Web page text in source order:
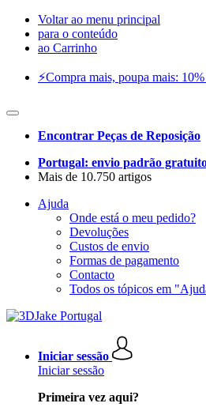
Voltar ao menu principal
para o conteúdo
ao Carrinho
⚡️Compra mais, poupa mais:
Encontrar Peças de Reposição
Portugal: envio padrão
Mais de 10.750 artigos
Ajuda
Onde está o meu pedido?
Devoluções
Custos de envio
Formas de pagamento
Contacto
Todos os tópicos em
Iniciar sessão
Iniciar sessão
Primeira vez aqui?